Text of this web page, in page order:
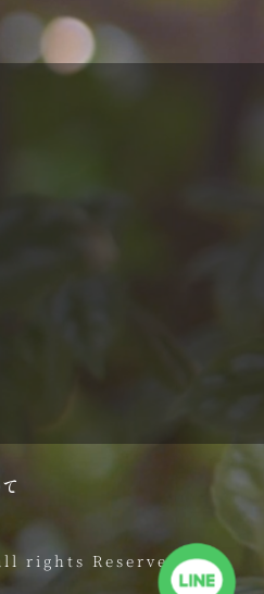
rights Reserved.